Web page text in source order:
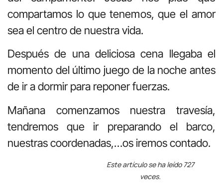
compartamos lo que tenemos, que el amor
sea el centro de nuestra vida.
Después de una deliciosa cena llegaba el
momento del último juego de la noche antes
de ir a dormir para reponer fuerzas.
Mañana comenzamos nuestra travesía,
tendremos que ir preparando el barco,
nuestras coordenadas,…os iremos contado.
Este artículo se ha leído 727
veces.